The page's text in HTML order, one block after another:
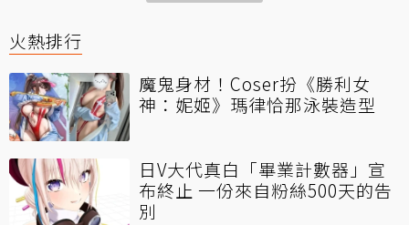
火熱排行
魔鬼身材！Coser扮《勝利女
神：妮姬》瑪律恰那泳裝造型
日V大代真白「畢業計數器」宣
布終止 一份來自粉絲500天的告
別